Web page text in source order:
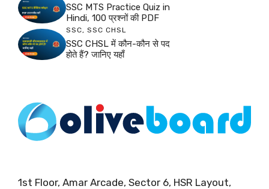
SSC MTS Practice Quiz in
Hindi, 100 प्रश्नों की PDF
SSC, SSC CHSL
SSC CHSL में कौन-कौन से पद
होते हैं? जानिए यहाँ
1st Floor, Amar Arcade, Sector 6, HSR Layout,